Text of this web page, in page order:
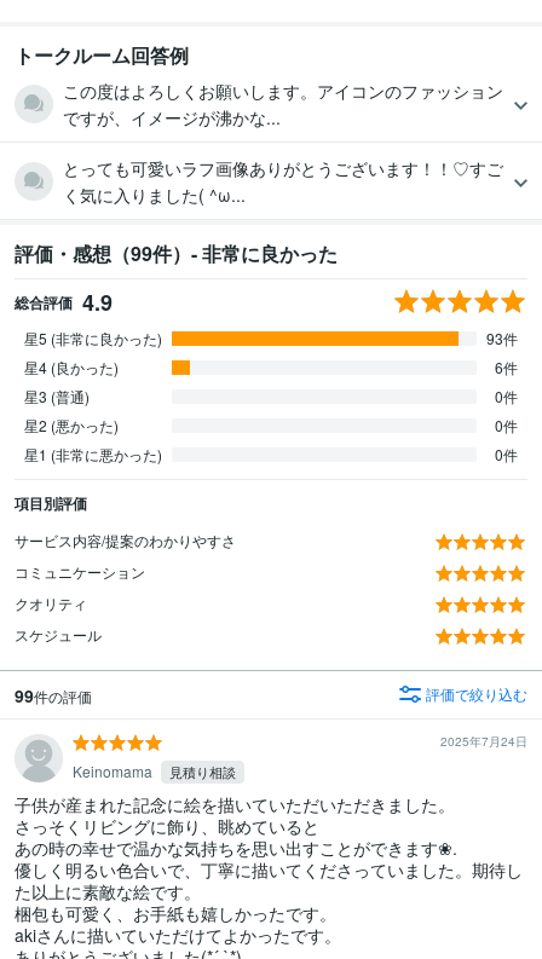
トークルーム回答例
この度はよろしくお願いします。アイコンのファッション
ですが、イメージが沸かな...
とっても可愛いラフ画像ありがとうございます！！♡すご
く気に入りました( ^ω...
評価・感想（99件）- 非常に良かった
総合評価 4.9
星5 (非常に良かった)
93件
星4 (良かった)
6件
星3 (普通)
0件
星2 (悪かった)
0件
星1 (非常に悪かった)
0件
項目別評価
サービス内容/提案のわかりやすさ
コミュニケーション
クオリティ
スケジュール
99件の評価 評価で絞り込む
2025年7月24日
Keinomama 見積り相談
子供が産まれた記念に絵を描いていただいただきました。
さっそくリビングに飾り、眺めていると
あの時の幸せで温かな気持ちを思い出すことができます❀.
優しく明るい色合いで、丁寧に描いてくださっていました。期待し
た以上に素敵な絵です。
梱包も可愛く、お手紙も嬉しかったです。
akiさんに描いていただけてよかったです。